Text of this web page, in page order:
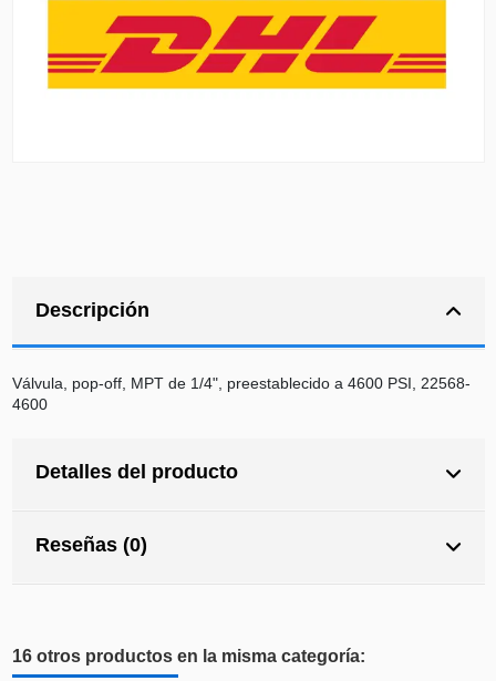
Descripción
Válvula, pop-off, MPT de 1/4", preestablecido a 4600 PSI, 22568-
4600
Detalles del producto
Reseñas (0)
16 otros productos en la misma categoría: